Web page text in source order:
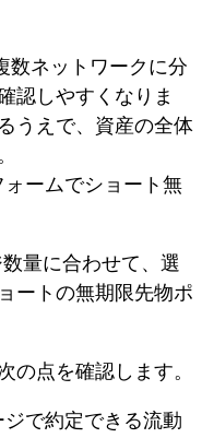
数ネットワークに分
認しやすくなりま
うえで、資産の全体
ォームでショート無
量に合わせて、選
ートの無期限先物ポ
の点を確認します。
で約定できる流動